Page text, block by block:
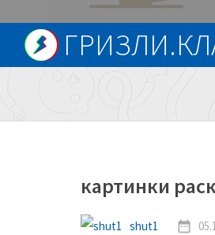
картинки
shut1 date_range